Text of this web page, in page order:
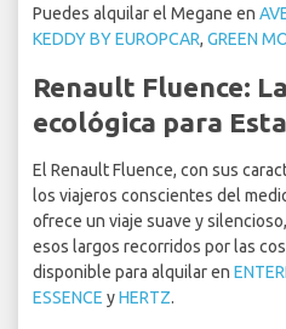
Puedes alquilar el Megane en
KEDDY BY EUROPCAR, GREEN
Renault Fluence:
ecológica para
El Renault Fluence, con sus
los viajeros conscientes del
ofrece un viaje suave y
esos largos recorridos por las
disponible para alquilar en
ESSENCE yHERTZ.